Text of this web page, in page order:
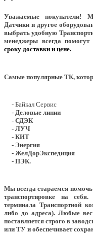
Уважаемые покупатели!
Датчики и другое
выбрать удобную
менеджеры всегда помогут
сроку доставки и цене.
Самые популярные ТК,
- Байкал Сервис
- Деловые линии
- СДЭК
- ЛУЧ
- КИТ
- Энергия
- ЖелДорЭкспедиция
- ПЭК.
Мы всегда стараемся
транспортировке на
терминала Транспортной
либо до адреса). Любые
поставляется строго в
или ТУ и обеспечивает